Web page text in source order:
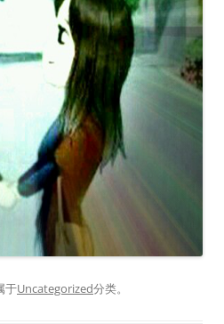
于Uncategorized分类。